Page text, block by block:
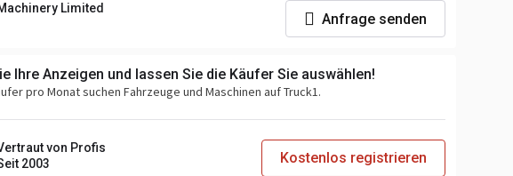
Limited
Anfrage senden
Ihre Anzeigen und lassen Sie die Käufer Sie auswählen!
pro Monat suchen Fahrzeuge und Maschinen auf Truck1.
von Profis
2003
Kostenlos registrieren